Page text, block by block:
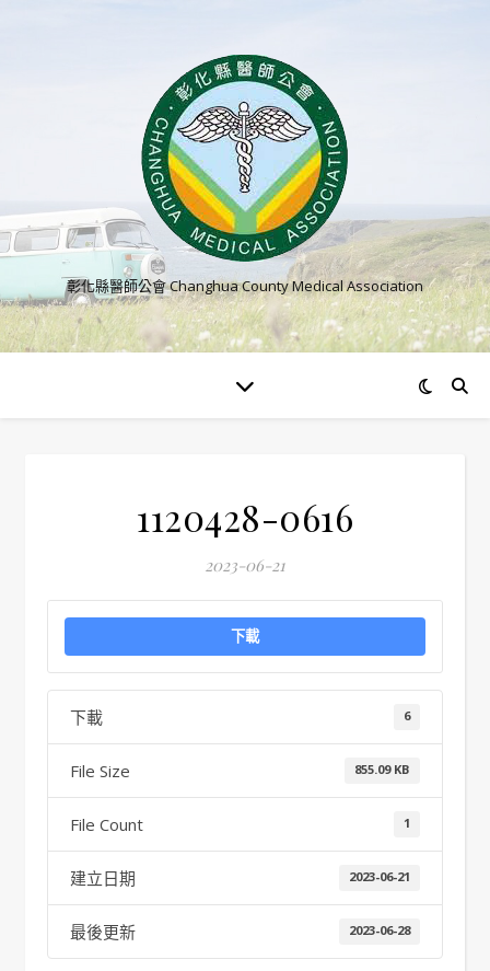
彰化縣醫師公會 Changhua County Medical Association
1120428-0616
2023-06-21
下載
下載 6
File Size 855.09 KB
File Count 1
建立日期 2023-06-21
最後更新 2023-06-28